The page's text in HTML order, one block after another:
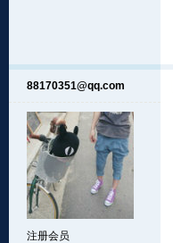
88170351@qq.com
注册会员